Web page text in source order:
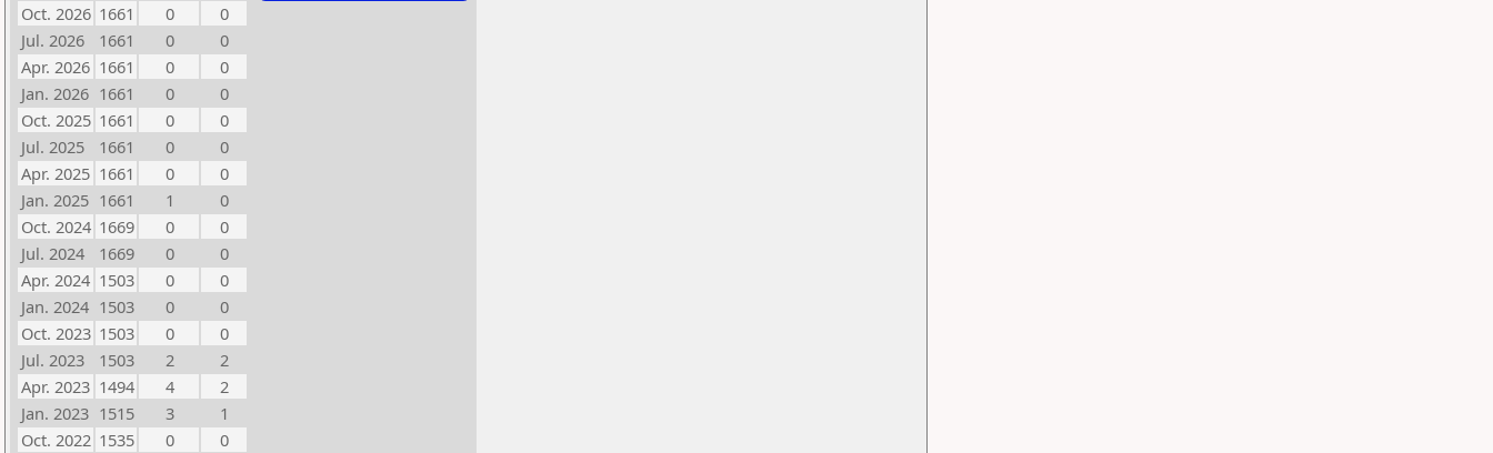
Oct. 2026 1661 0
0
Jul. 2026
1661 0
0
Apr. 2026 1661 0
0
Jan. 2026 1661 0
0
Oct. 2025 1661 0
0
Jul. 2025
1661 0
0
Apr. 2025 1661 0
0
Jan. 2025 1661 1
0
Oct. 2024 1669 0
0
Jul. 2024
1669 0
0
Apr. 2024 1503 0
0
Jan. 2024 1503 0
0
Oct. 2023 1503 0
0
Jul. 2023
1503 2
2
Apr. 2023 1494 4
2
Jan. 2023 1515 3
1
Oct. 2022 1535 0
0